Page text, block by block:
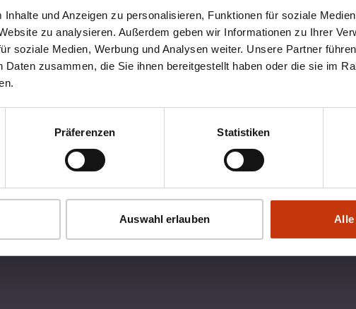
und Anzeigen zu personalisieren, Funktionen für soziale
zu analysieren. Außerdem geben wir Informationen zu Ihrer
soziale Medien, Werbung und Analysen weiter. Unsere Partner
Daten zusammen, die Sie ihnen bereitgestellt haben oder die sie im
Präferenzen Statistiken
Auswahl erlauben Alle